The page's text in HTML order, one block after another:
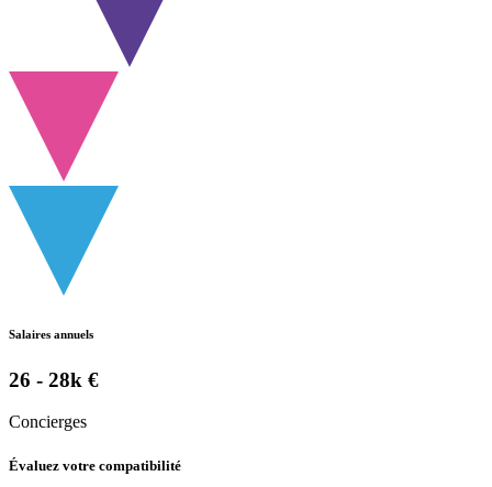
Salaires annuels
26 - 28k €
Concierges
Évaluez votre compatibilité